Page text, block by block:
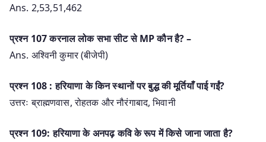
Ans. 2,53,51,462
प्रश्‍न 107 करनाल लोक सभा सीट से MP कौन है? –
Ans. अश्विनी कुमार (बीजेपी)
प्रश्न 108 : हरियाणा के किन स्थानों पर बुद्ध की मूर्तियाँ पाई गईं?
उत्तरः ब्राह्मणवास, रोहतक और नौरंगाबाद, भिवानी
प्रश्न 109: हरियाणा के अनपढ़ कवि के रूप में किसे जाना जाता है?